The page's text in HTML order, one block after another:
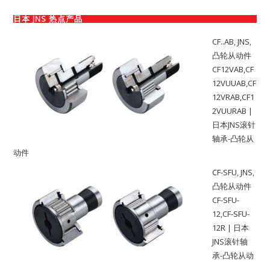
日本 JNS 热点产品
CF..AB,JNS,
凸轮从动件
CF12VAB,CF
12VUUAB,CF
12VRAB,CF1
2VUURAB |
日本JNS滚针
轴承-凸轮从
动件
CF-SFU,JNS,
凸轮从动件
CF-SFU-
12,CF-SFU-
12R | 日本
JNS滚针轴
承-凸轮从动